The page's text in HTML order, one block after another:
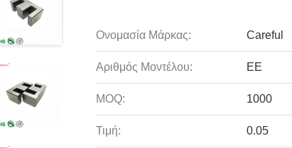
Ονομασία Μάρκας: Careful
Αριθμός Μοντέλου: ΕΕ
MOQ: 1000
Τιμή: 0.05